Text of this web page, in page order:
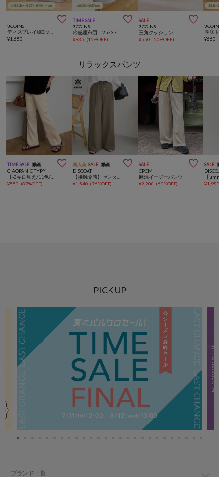

3COINS
¥1,650
TIME SALE 
3COINS
¥935 (15%OFF)
SALE 
3COINS
三角クッション
¥550 (50%OFF)
厚底
¥660
リラックスパンツ
TIME SALE 動画 
CIAOPANIC TYPY
¥550 (87%OFF)
再入荷 SALE 動画 
DISCOAT
¥1,540 (76%OFF)
SALE 
CPCM
麻混イージーパンツ
¥2,200 (60%OFF)
SALE
¥
PICK UP
ブランド一覧